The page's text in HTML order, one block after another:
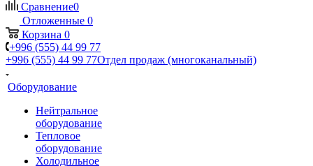
Сравнение0
Отложенные 0
Корзина 0
+996 (555) 44 99 77
+996 (555) 44 99 77Отдел продаж (многоканальный)
Оборудование
Нейтральное
оборудование
Тепловое
оборудование
Холодильное